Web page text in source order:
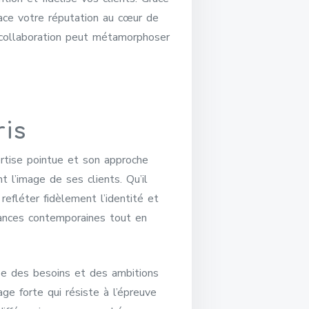
votre réputation au cœur de
peut métamorphoser
pointue et son approche
de ses clients. Qu’il
refléter fidèlement l’identité et
contemporaines tout en
des besoins et des ambitions
forte qui résiste à l’épreuve